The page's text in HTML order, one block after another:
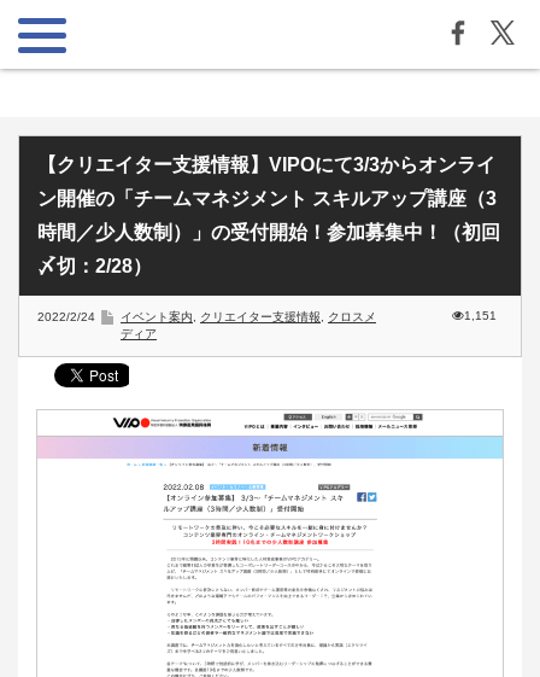
【クリエイター支援情報】VIPOにて3/3からオンライ
ン開催の「チームマネジメント スキルアップ講座（3
時間／少人数制）」の受付開始！参加募集中！（初回
〆切：2/28）
2022/2/24 イベント案内 クリエイター支援情報
クロスメ
ディア
1,151